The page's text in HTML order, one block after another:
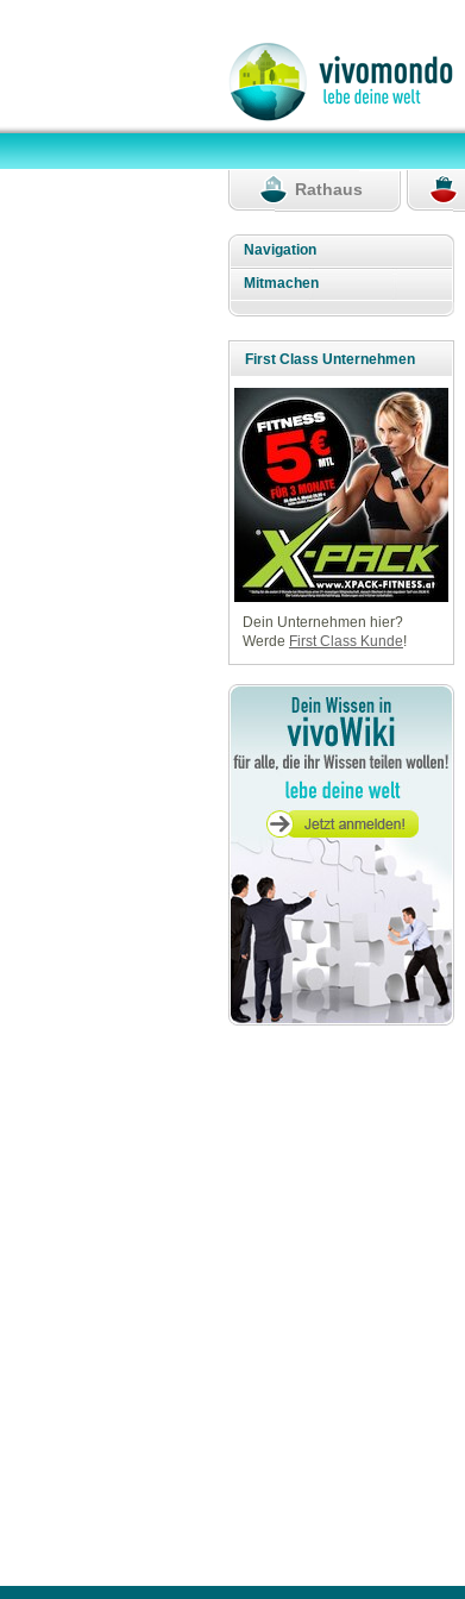
Rathaus
Navigation
Mitmachen
First Class Unternehmen
Dein Unternehmen hier?
Werde First Class Kunde!